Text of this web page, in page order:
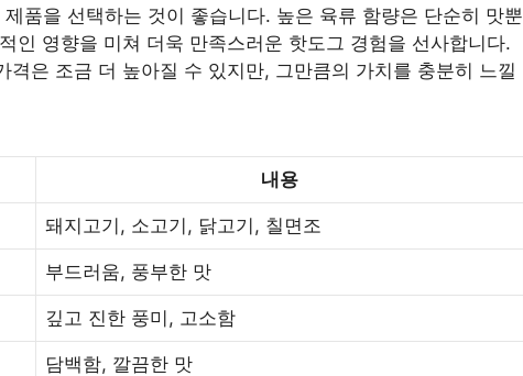
품을 선택하는 것이 좋습니다. 높은 육류 함량은 단순히 맛뿐
인 영향을 미쳐 더욱 만족스러운 핫도그 경험을 선사합니다.
격은 조금 더 높아질 수 있지만, 그만큼의 가치를 충분히 느낄
내용
돼지고기, 소고기, 닭고기, 칠면조
부드러움, 풍부한 맛
깊고 진한 풍미, 고소함
담백함, 깔끔한 맛